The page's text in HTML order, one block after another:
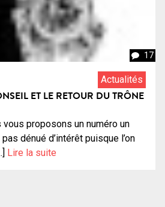
17
Actualités
ET LE RETOUR DU TRÔNE
proposons un numéro un
dénué d’intérêt puisque l’on
Lire la suite